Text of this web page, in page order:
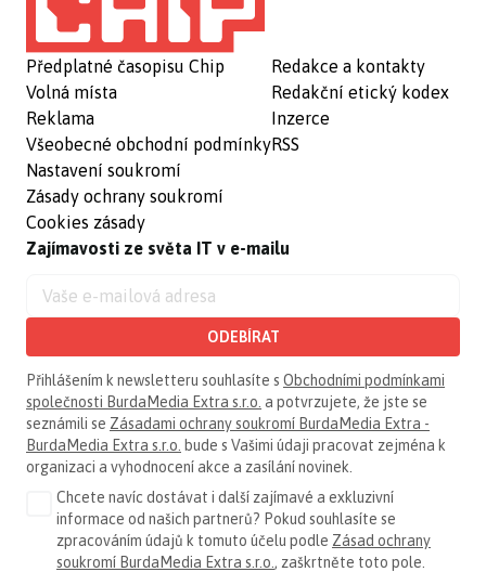
Předplatné časopisu Chip
Volná místa
Reklama
Všeobecné obchodní podmínky
Nastavení soukromí
Zásady ochrany soukromí
Cookies zásady
Redakce a kontakty
Redakční etický kodex
Inzerce
RSS
Zajímavosti ze světa IT v e-mailu
ODEBÍRAT
Přihlášením k newsletteru souhlasíte s Obchodními podmínkami
společnosti BurdaMedia Extra s.r.o. a potvrzujete, že jste se
seznámili se Zásadami ochrany soukromí BurdaMedia Extra -
BurdaMedia Extra s.r.o. bude s Vašimi údaji pracovat zejména k
organizaci a vyhodnocení akce a zasílání novinek.
Chcete navíc dostávat i další zajímavé a exkluzivní
informace od našich partnerů? Pokud souhlasíte se
zpracováním údajů k tomuto účelu podle Zásad ochrany
soukromí BurdaMedia Extra s.r.o. , zaškrtněte toto pole.